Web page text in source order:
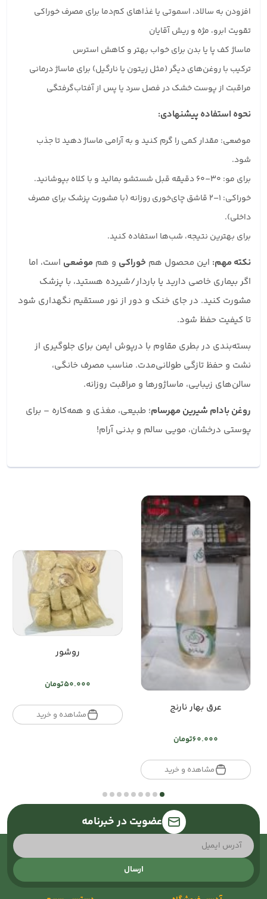
افزودن به سالاد، اسموتی یا غذاهای کم‌دما برای مصرف خوراکی
تقویت ابرو، مژه و ریش آقایان
ماساژ کف پا یا بدن برای خواب بهتر و کاهش استرس
ترکیب با روغن‌های دیگر (مثل زیتون یا نارگیل) برای ماساژ درمانی
مراقبت از پوست خشک در فصل سرد یا پس از آفتاب‌گرفتگی
نحوه استفاده پیشنهادی:
موضعی: مقدار کمی را گرم کنید و به آرامی ماساژ دهید تا جذب
شود.
برای مو: ۳۰–۶۰ دقیقه قبل شستشو بمالید و با کلاه بپوشانید.
خوراکی: ۱–۲ قاشق چای‌خوری روزانه (با مشورت پزشک برای مصرف
داخلی).
برای بهترین نتیجه، شب‌ها استفاده کنید.
نکته مهم: این محصول هم خوراکی و هم موضعی است، اما
اگر بیماری خاصی دارید یا باردار/شیرده هستید، با پزشک
مشورت کنید. در جای خنک و دور از نور مستقیم نگهداری شود
تا کیفیت حفظ شود.
بسته‌بندی در بطری مقاوم با درپوش ایمن برای جلوگیری از
نشت و حفظ تازگی طولانی‌مدت. مناسب مصرف خانگی،
سالن‌های زیبایی، ماساژورها و مراقبت روزانه.
روغن بادام شیرین مهرسام؛ طبیعی، مغذی و همه‌کاره – برای
پوستی درخشان، مویی سالم و بدنی آرام!
عرق بهار نارنج
تومان60.000
مشاهده و خرید
روشور
تومان50.000
مشاهده و خرید
عضویت در خبرنامه
ارسال